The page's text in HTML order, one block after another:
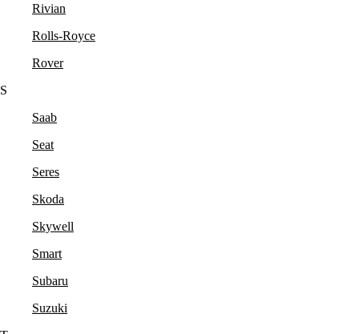
Rivian
Rolls-Royce
Rover
S
Saab
Seat
Seres
Skoda
Skywell
Smart
Subaru
Suzuki